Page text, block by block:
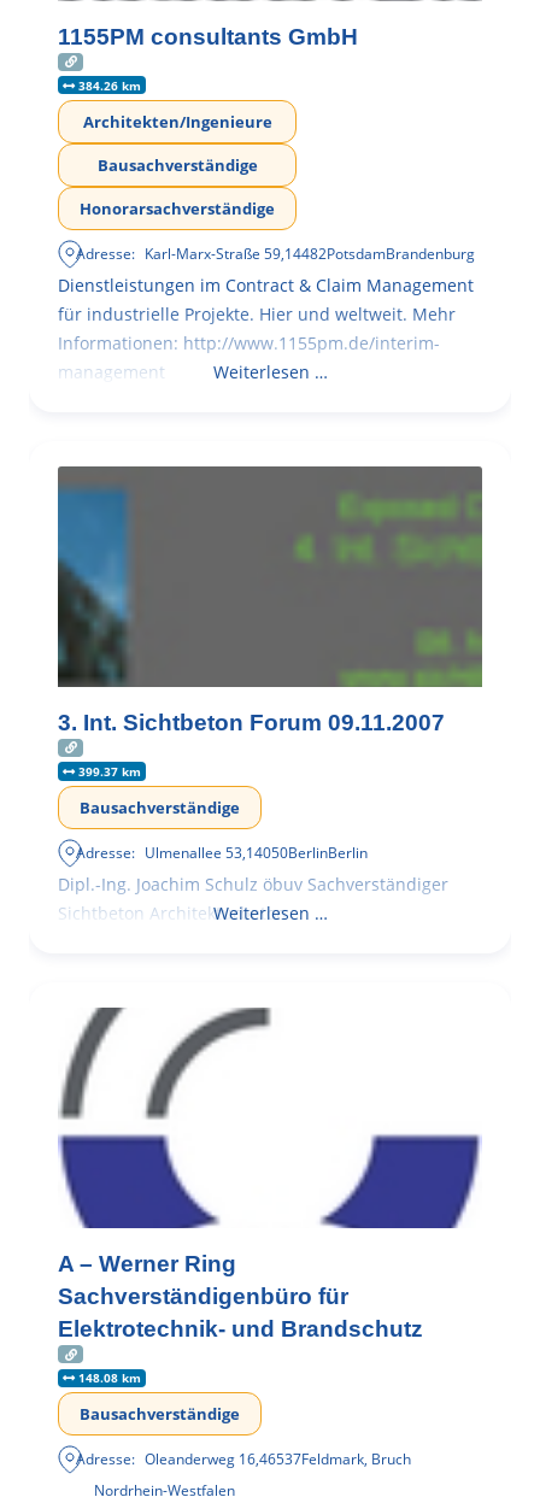
1155PM consultants GmbH
384.26 km
Architekten/Ingenieure
Bausachverständige
Honorarsachverständige
Adresse: Karl-Marx-Straße 59,14482PotsdamBrandenburg
Dienstleistungen im Contract & Claim Management
für industrielle Projekte. Hier und weltweit. Mehr
Informationen: http://www.1155pm.de/interim-
management
Weiterlesen …
3. Int. Sichtbeton Forum 09.11.2007
399.37 km
Bausachverständige
Adresse: Ulmenallee 53,14050BerlinBerlin
Dipl.-Ing. Joachim Schulz öbuv Sachverständiger
Sichtbeton Architekturbeton
Weiterlesen …
A – Werner Ring
Sachverständigenbüro für
Elektrotechnik- und Brandschutz
148.08 km
Bausachverständige
Adresse: Oleanderweg 16,46537Feldmark, Bruch
Nordrhein-Westfalen